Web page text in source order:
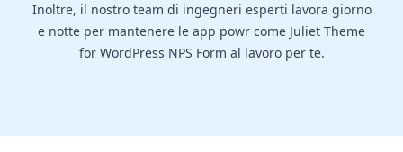
Inoltre, il nostro team di ingegneri esperti lavora giorno
e notte per mantenere le app powr come Juliet Theme
for WordPress NPS Form al lavoro per te.